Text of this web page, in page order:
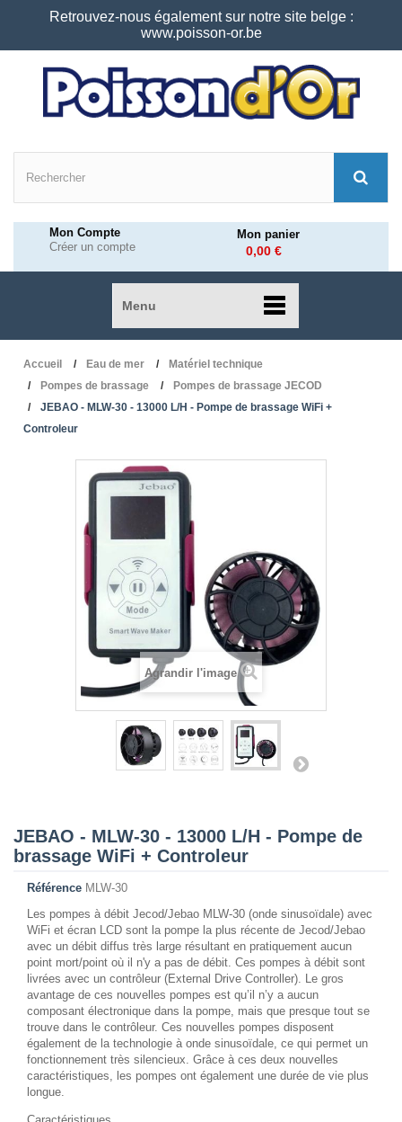
Retrouvez-nous également sur notre site belge :
www.poisson-or.be
Mon Compte
Créer un compte
Mon panier
0,00 €
Menu
Accueil Eau de mer
Matériel technique
Pompes de brassage
Pompes de brassage JECOD
JEBAO - MLW-30 - 13000 L/H - Pompe de brassage WiFi +
Controleur
Agrandir l'image
JEBAO - MLW-30 - 13000 L/H - Pompe de
brassage WiFi + Controleur
Référence MLW-30
Les pompes à débit Jecod/Jebao MLW-30 (onde sinusoïdale) avec
WiFi et écran LCD sont la pompe la plus récente de Jecod/Jebao
avec un débit diffus très large résultant en pratiquement aucun
point mort/point où il n'y a pas de débit. Ces pompes à débit sont
livrées avec un contrôleur (External Drive Controller). Le gros
avantage de ces nouvelles pompes est qu’il n’y a aucun
composant électronique dans la pompe, mais que presque tout se
trouve dans le contrôleur. Ces nouvelles pompes disposent
également de la technologie à onde sinusoïdale, ce qui permet un
fonctionnement très silencieux. Grâce à ces deux nouvelles
caractéristiques, les pompes ont également une durée de vie plus
longue.